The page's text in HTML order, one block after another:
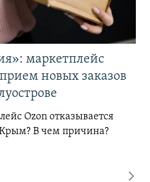
маркетплейс
новых заказов
Ozon отказывается
Крым? В чем причина?